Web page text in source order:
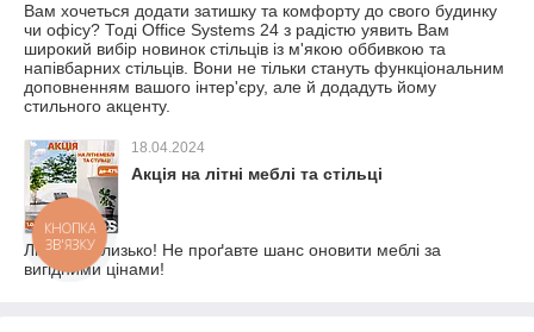
Вам хочеться додати затишку та комфорту до свого будинку
чи офісу? Тоді Office Systems 24 з радістю уявить Вам
широкий вибір новинок стільців із м'якою оббивкою та
напівбарних стільців. Вони не тільки стануть функціональним
доповненням вашого інтер'єру, але й додадуть йому
стильного акценту.
18.04.2024
Акція на літні меблі та стільці
Літо вже близько! Не проґавте шанс оновити меблі за
вигідними цінами!
КНОПКА
ЗВ'ЯЗКУ